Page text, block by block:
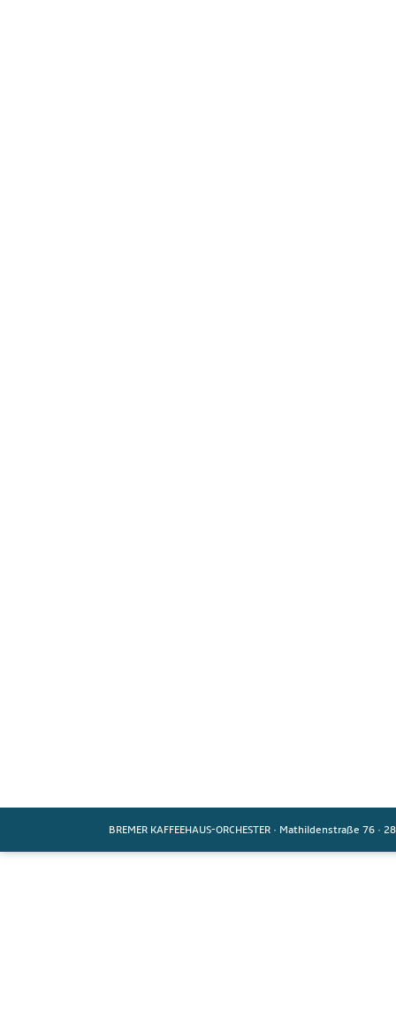
BREMER KAFFEEHAUS-ORCHESTER · Mathildenstraße 76 ·